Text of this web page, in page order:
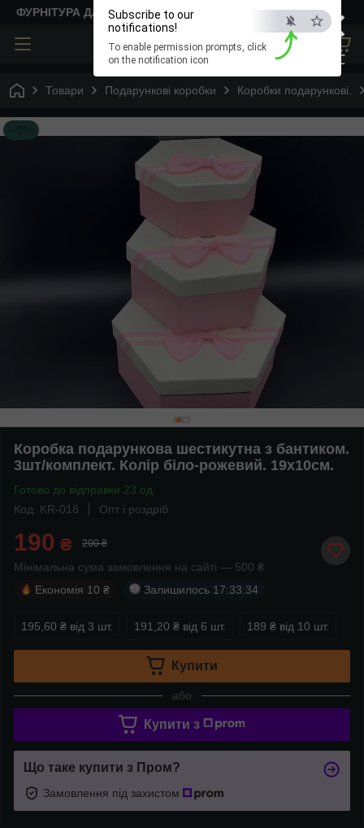
×
ESC
Subscribe to our
notifications!
To enable permission prompts, click
on the notification icon
ФУРНІТУРА ДЛЯ ТВОРЧОСТІ
Товари Подарункові коробки Коробки подарункові.
Коробка подарункова шестикутна з бантиком.
3шт/комплект. Колір біло-рожевий. 19х10см.
Готово до відправки 23 од.
Код: KR-018
Опт і роздріб
190 ₴ 200 ₴
Мінімальна сума замовлення на сайті — 500 ₴
Економія 10 ₴ Залишилось 17:33:34
195,60 ₴ від 3 шт. 191,20 ₴ від 6 шт. 189 ₴ від 10 шт.
Купити
або
Купити з
Що таке купити з Пром?
Замовлення під захистом